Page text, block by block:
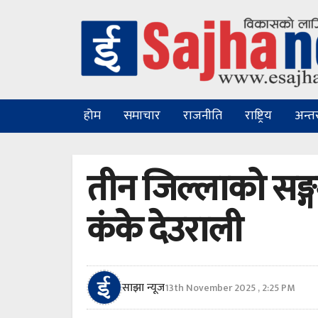
होम समाचार राजनीति राष्ट्रिय
तीन जिल्लाको
कंके देउराली
साझा न्यूज13th November 2025 , 2:25 PM